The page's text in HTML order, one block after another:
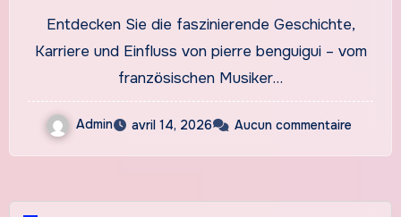
Entdecken Sie die faszinierende Geschichte,
Karriere und Einfluss von pierre benguigui – vom
französischen Musiker…
Admin avril 14, 2026 Aucun commentaire